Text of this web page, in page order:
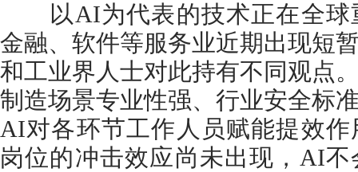
以AI为代表的技术正在全球
金融、软件等服务业近期出现短
和工业界人士对此持有不同观点
制造场景专业性强、行业安全标
AI对各环节工作人员赋能提效
岗位的冲击效应尚未出现，AI